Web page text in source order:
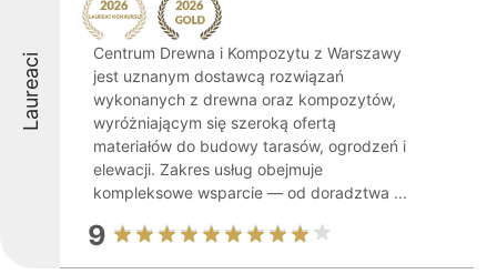
Laureaci
Centrum Drewna i Kompozytu z Warszawy
jest uznanym dostawcą rozwiązań
wykonanych z drewna oraz kompozytów,
wyróżniającym się szeroką ofertą
materiałów do budowy tarasów, ogrodzeń i
elewacji. Zakres usług obejmuje
kompleksowe wsparcie — od doradztwa ...
9